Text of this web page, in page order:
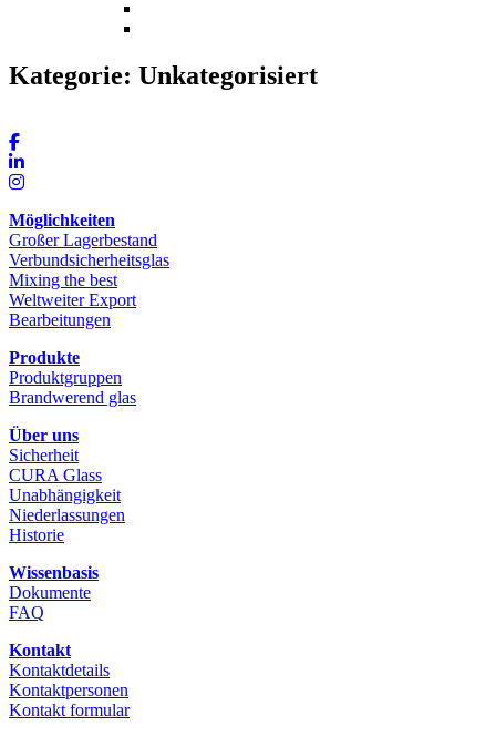
Kategorie: Unkategorisiert
Möglichkeiten
Großer Lagerbestand
Verbundsicherheitsglas
Mixing the best
Weltweiter Export
Bearbeitungen
Produkte
Produktgruppen
Brandwerend glas
Über uns
Sicherheit
CURA Glass
Unabhängigkeit
Niederlassungen
Historie
Wissenbasis
Dokumente
FAQ
Kontakt
Kontaktdetails
Kontaktpersonen
Kontakt formular